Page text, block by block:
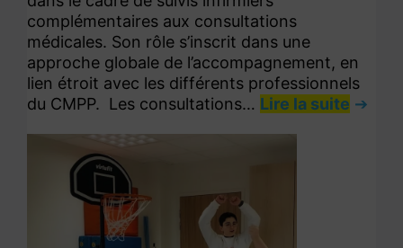
complémentaires aux consultations
médicales. Son rôle s’inscrit dans une
approche globale de l’accompagnement, en
lien étroit avec les différents professionnels
du CMPP. Les consultations… Lire la suite